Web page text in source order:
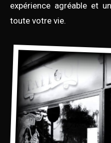
expérience agréable et
toute votre vie.